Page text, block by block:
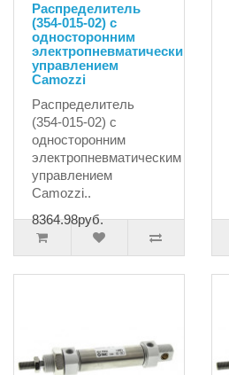
Распределитель
(354-015-02) с
односторонним
электропневматическим
управлением
Camozzi
Распределитель
(354-015-02) с
односторонним
электропневматическим
управлением
Camozzi..
8364.98руб.